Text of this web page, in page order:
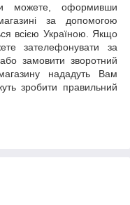
можете, оформивши
за допомогою
всією Україною. Якщо
зателефонувати за
замовити зворотний
нададуть Вам
зробити правильний